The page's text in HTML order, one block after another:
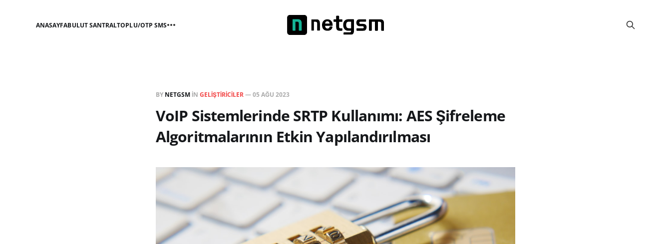
ANASAYFABULUT SANTRALTOPLU/OTP SMS
BY NETGSM IN GELIŞTIRICILER—05 AĞU 2023
VoIP Sistemlerinde SRTP Kullanımı: AES Şifreleme
Algoritmalarının Etkin Yapılandırılması